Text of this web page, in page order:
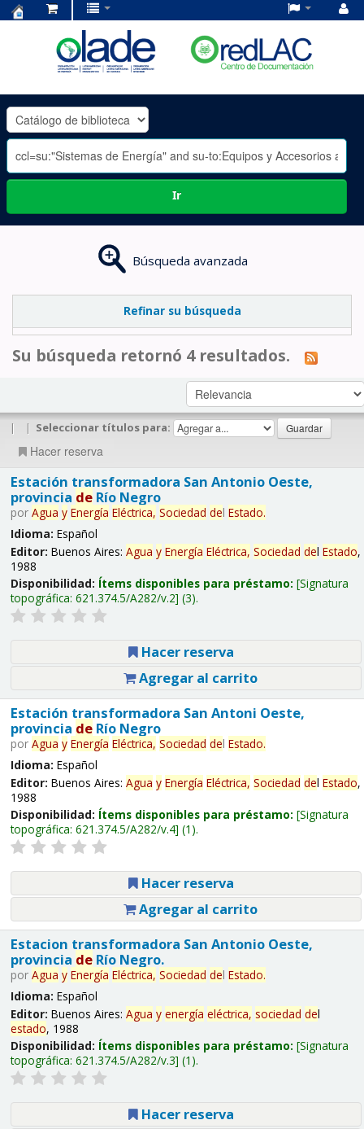
OLADE
-
Ir
Búsqueda avanzada
Refinar su búsqueda
Su búsqueda retornó 4 resultados.
| | Seleccionar títulos para:
Hacer reserva
Estación transformadora San Antonio Oeste,
provincia deRío Negro
por Agua y Energía Eléctrica, Sociedad del Estado.
Idioma: Español
Editor: Buenos Aires: Agua y Energía Eléctrica, Sociedad del Estado,
1988
Disponibilidad: Ítems disponibles para préstamo: Signatura
topográfica: 621.374.5/A282/v.2 (3).
Hacer reserva
Agregar al carrito
Estación transformadora San Antoni Oeste,
provincia deRío Negro
por Agua y Energía Eléctrica, Sociedad del Estado.
Idioma: Español
Editor: Buenos Aires: Agua y Energía Eléctrica, Sociedad del Estado,
1988
Disponibilidad: Ítems disponibles para préstamo: Signatura
topográfica: 621.374.5/A282/v.4 (1).
Hacer reserva
Agregar al carrito
Estacion transformadora San Antonio Oeste,
provincia deRío Negro.
por Agua y Energía Eléctrica, Sociedad del Estado.
Idioma: Español
Editor: Buenos Aires: Agua y energía eléctrica, sociedad del
estado, 1988
Disponibilidad: Ítems disponibles para préstamo: Signatura
topográfica: 621.374.5/A282/v.3 (1).
Hacer reserva